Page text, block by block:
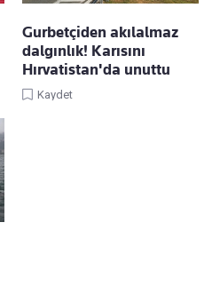
Gurbetçiden akılalmaz
dalgınlık! Karısını
Hırvatistan'da unuttu
Kaydet